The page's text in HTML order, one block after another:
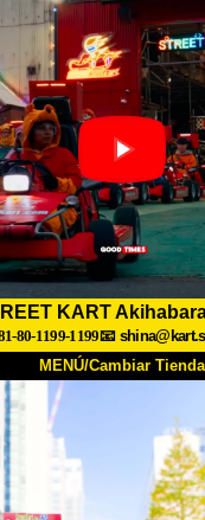
KART
80-1199-1199📧
MENÚ/Cambiar Tienda
Especificaciones
Testimonios